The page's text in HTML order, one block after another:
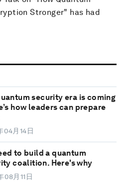
Stronger" has had
security era is coming
how leaders can prepare
04月14日
to build a quantum
coalition. Here's why
08月11日